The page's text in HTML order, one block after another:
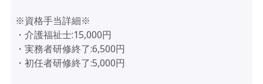
※資格手当詳細※
・介護福祉士:15,000円
・実務者研修終了:6,500円
・初任者研修終了:5,000円